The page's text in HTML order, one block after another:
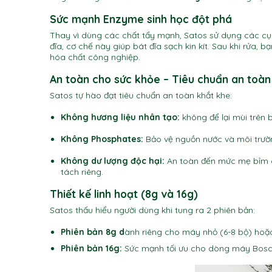
Sức mạnh Enzyme sinh học đột phá
Thay vì dùng các chất tẩy mạnh, Satos sử dụng các
đĩa, cơ chế này giúp bát đĩa sạch kin kít. Sau khi rửa,
hóa chất công nghiệp.
An toàn cho sức khỏe – Tiêu chuẩn an
Satos tự hào đạt tiêu chuẩn an toàn khắt khe:
Không hương liệu nhân tạo: không để lại mùi trên
Không Phosphates: Bảo vệ nguồn nước và môi
Không dư lượng độc hại: An toàn đến mức mẹ
tách riêng.
Thiết kế linh hoạt (8g và 16g)
Satos thấu hiểu người dùng khi tung ra 2 phiên bản:
Phiên bản 8g dành riêng cho máy nhỏ (6-8 bộ)
Phiên bản 16g: Sức mạnh tối ưu cho dòng máy